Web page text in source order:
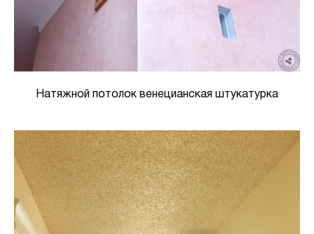
Натяжной потолок венецианская штукатурка